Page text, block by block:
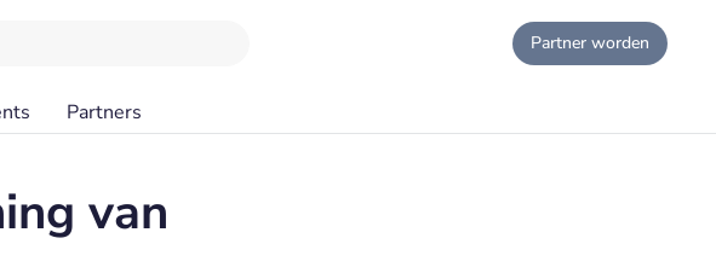
Partner worden
Partners
van